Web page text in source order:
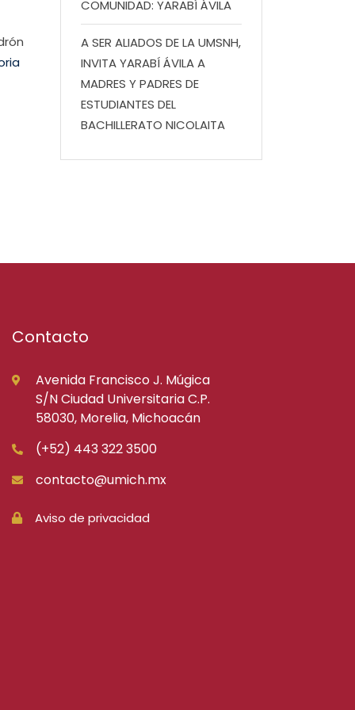
COMUNIDAD: YARABÍ ÁVILA
A SER ALIADOS DE LA UMSNH,
INVITA YARABÍ ÁVILA A
MADRES Y PADRES DE
ESTUDIANTES DEL
BACHILLERATO NICOLAITA
Contacto
Avenida Francisco J. Múgica
S/N Ciudad Universitaria C.P.
58030, Morelia, Michoacán
(+52) 443 322 3500
contacto@umich.mx
Aviso de privacidad